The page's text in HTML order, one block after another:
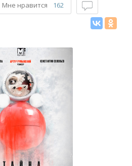
Мне нравится 162